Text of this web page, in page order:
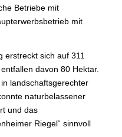
Betriebe mit
mit
erstreckt sich auf 311
davon 80 Hektar.
landschaftsgerechter
naturbelassener
und das
Riegel“ sinnvoll